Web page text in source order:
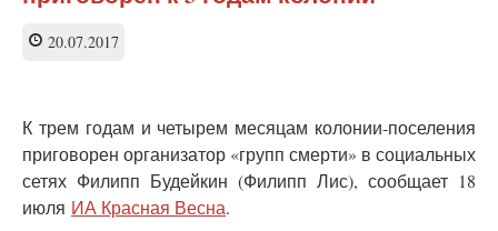
жестче
20.07.2017
К трем годам и четырем месяцам колонии-поселения
приговорен организатор «групп смерти» в социальных
сетях Филипп Будейкин (Филипп Лис), сообщает 18
июля ИА Красная Весна.